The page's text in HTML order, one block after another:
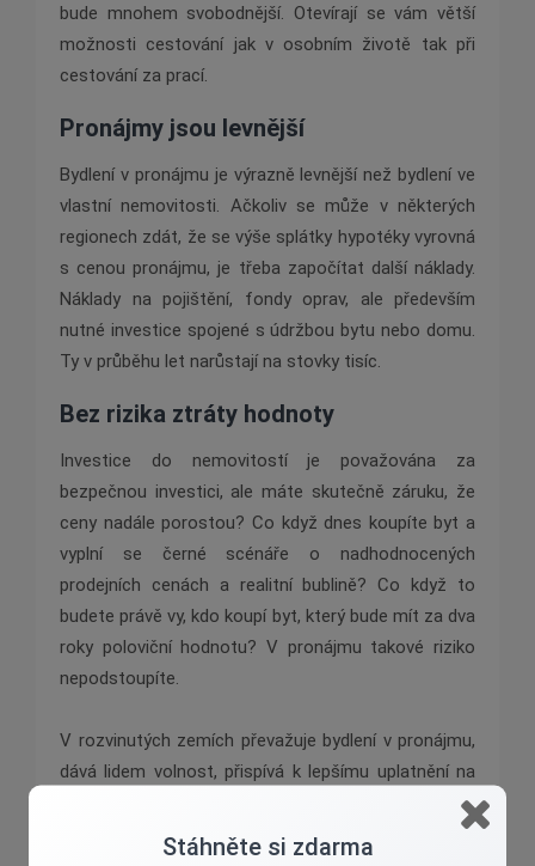
bude mnohem svobodnější. Otevírají se vám větší
možnosti cestování jak v osobním životě tak při
cestování za prací.
Pronájmy jsou levnější
Bydlení v pronájmu je výrazně levnější než bydlení ve
vlastní nemovitosti. Ačkoliv se může v některých
regionech zdát, že se výše splátky hypotéky vyrovná
s cenou pronájmu, je třeba započítat další náklady.
Náklady na pojištění, fondy oprav, ale především
nutné investice spojené s údržbou bytu nebo domu.
Ty v průběhu let narůstají na stovky tisíc.
Bez rizika ztráty hodnoty
Investice do nemovitostí je považována za
bezpečnou investici, ale máte skutečně záruku, že
ceny nadále porostou? Co když dnes koupíte byt a
vyplní se černé scénáře o nadhodnocených
prodejních cenách a realitní bublině? Co když to
budete právě vy, kdo koupí byt, který bude mít za dva
roky poloviční hodnotu? V pronájmu takové riziko
nepodstoupíte.
V rozvinutých zemích převažuje bydlení v pronájmu,
dává lidem volnost, přispívá k lepšímu uplatnění na
pracovním trhu. Brzy se k rozvinutým zemím
Stáhněte si zdarma